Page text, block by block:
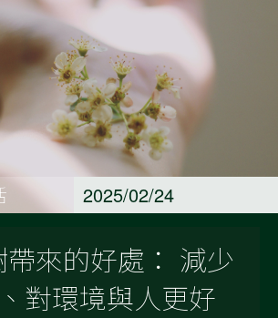
2025/02/24
來的好處： 減少
對環境與人更好